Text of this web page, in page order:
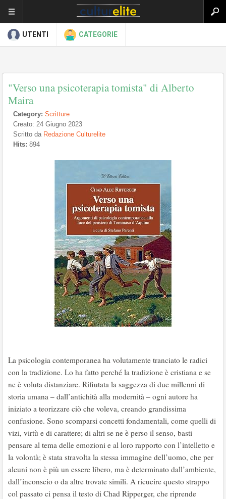
UTENTI CATEGORIE
"Verso una psicoterapia tomista" di Alberto
Maira
Category: Scritture
Creato: 24 Giugno 2023
Scritto da Redazione Culturelite
Hits: 894
La psicologia contemporanea ha volutamente tranciato le radici
con la tradizione. Lo ha fatto perché la tradizione è cristiana e se
ne è voluta distanziare. Rifiutata la saggezza di due millenni di
storia umana ‒ dall’antichità alla modernità ‒ ogni autore ha
iniziato a teorizzare ciò che voleva, creando grandissima
confusione. Sono scomparsi concetti fondamentali, come quelli di
vizi, virtù e di carattere; di altri se ne è perso il senso, basti
pensare al tema delle emozioni e al loro rapporto con l’intelletto e
la volontà; è stata stravolta la stessa immagine dell’uomo, che per
alcuni non è più un essere libero, ma è determinato dall’ambiente,
dall’inconscio o da altre trovate simili. A ricucire questo strappo
col passato ci pensa il testo di Chad Ripperger, che riprende